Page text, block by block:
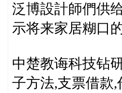
泛博設計師們供
示将来家居糊口
中楚教诲科技钻
子方法,支票借款